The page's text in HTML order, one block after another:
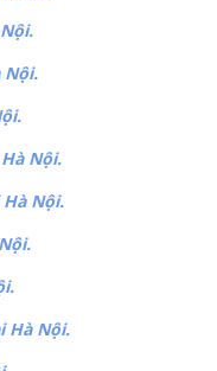
Nội.
Nội.
Hà Nội.
Hà Nội.